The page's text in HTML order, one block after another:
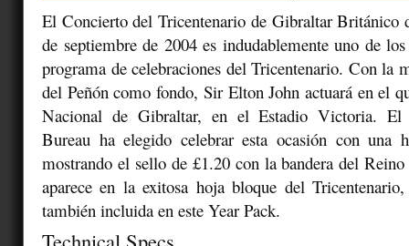
El Concierto del Tricentenario de Gibraltar Británico
de septiembre de 2004 es indudablemente uno de
programa de celebraciones del Tricentenario. Con la
del Peñón como fondo, Sir Elton John actuará en el
Nacional de Gibraltar, en el Estadio Victoria. El
Bureau ha elegido celebrar esta ocasión con una
mostrando el sello de £1.20 con la bandera del
aparece en la exitosa hoja bloque del
también incluida en este Year Pack.
Technical Specs